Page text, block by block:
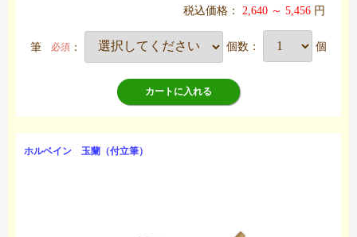
税込価格： 2,640 ～ 5,456 円
筆 必須 ： 個数： 個
カートに入れる
ホルベイン 玉蘭（付立筆）